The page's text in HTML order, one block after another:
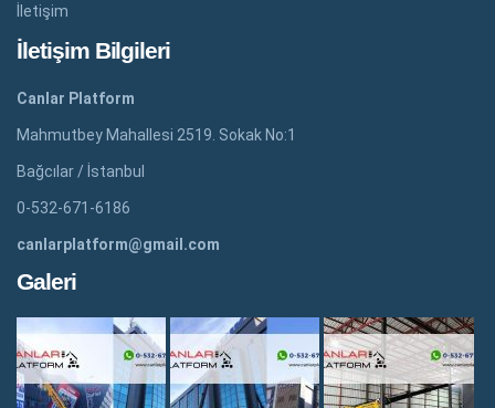
İletişim
İletişim Bilgileri
Canlar Platform
Mahmutbey Mahallesi 2519. Sokak No:1
Bağcılar / İstanbul
0-532-671-6186
canlarplatform@gmail.com
Galeri